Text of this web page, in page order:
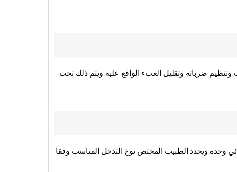
ضرباته وتقليل العبء الواقع عليه ويتم ذلك تحت
وحده ويحدد الطبيب المختص نوع التدخل المناسب وفقا